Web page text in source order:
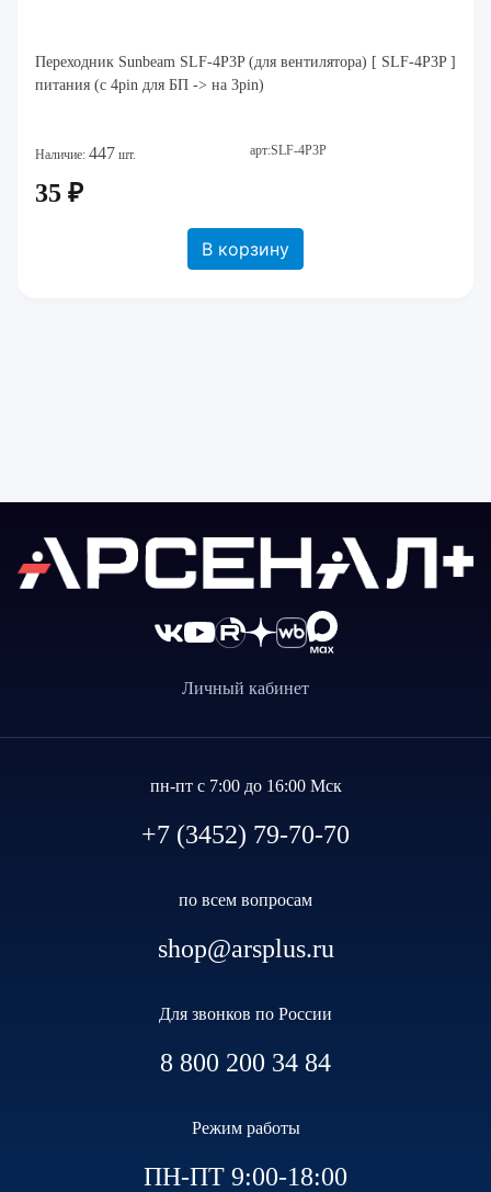
Переходник Sunbeam SLF-4P3P (для вентилятора) [ SLF-4P3P ]
питания (с 4pin для БП -> на 3pin)
Наличие: 447 шт. арт:SLF-4P3P
35 ₽
В корзину
Личный кабинет
пн-пт с 7:00 до 16:00 Мск
+7 (3452) 79-70-70
по всем вопросам
shop@arsplus.ru
Для звонков по России
8 800 200 34 84
Режим работы
ПН-ПТ 9:00-18:00